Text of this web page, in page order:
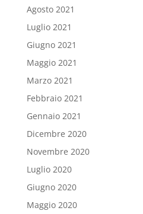
Agosto 2021
Luglio 2021
Giugno 2021
Maggio 2021
Marzo 2021
Febbraio 2021
Gennaio 2021
Dicembre 2020
Novembre 2020
Luglio 2020
Giugno 2020
Maggio 2020